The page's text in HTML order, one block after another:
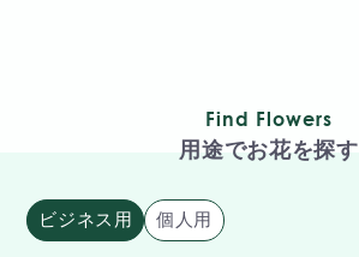
Find Flowers
用途でお花を探す
ビジネス用 個人用